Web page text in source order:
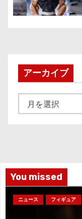
アーカイブ
ー
You missed
ニュース フィギュア